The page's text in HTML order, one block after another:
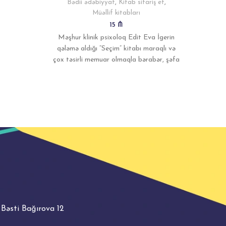
Bədii ədəbiyyat Kitab sifariş et
Müəllif kitabları
15 ₼
Məşhur klinik psixoloq Edit Eva İgerin
qələmə aldığı “Seçim” kitabı maraqlı və
çox təsirli memuar olmaqla bərabər, şəfa
Bəsti Bağırova 12